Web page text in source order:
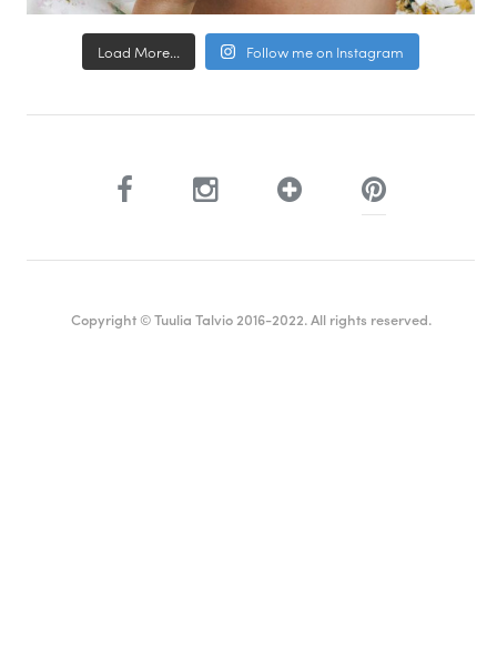
Load More... Follow me on Instagram
Copyright © Tuulia Talvio 2016-2022. All rights reserved.